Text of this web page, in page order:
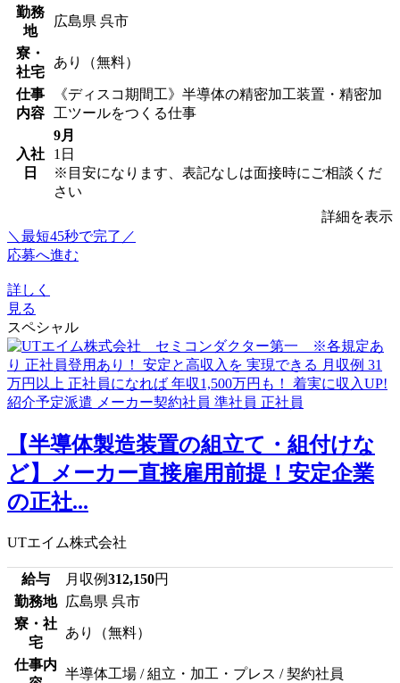
勤務
地
広島県 呉市
寮・
社宅
あり（無料）
仕事
内容
《ディスコ期間工》半導体の精密加工装置・精密加
工ツールをつくる仕事
入社
日
9月
1日
※目安になります、表記なしは面接時にご相談くだ
さい
詳細を表示
＼最短45秒で完了／
応募へ進む
詳しく
見る
スペシャル
【半導体製造装置の組立て・組付けな
ど】メーカー直接雇用前提！安定企業
の正社...
UTエイム株式会社
給与 月収例312,150円
勤務地
広島県 呉市
寮・社
宅
あり（無料）
仕事内
半導体工場 / 組立・加工・プレス / 契約社員